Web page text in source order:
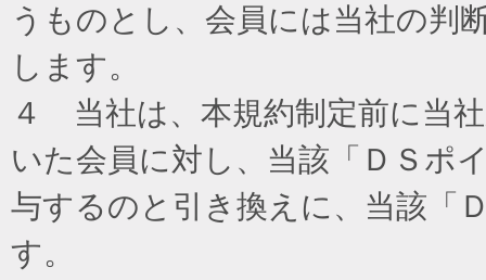
うものとし、会員には当社の判
します。
４ 当社は、本規約制定前に当
いた会員に対し、当該「ＤＳポ
与するのと引き換えに、当該「
す。